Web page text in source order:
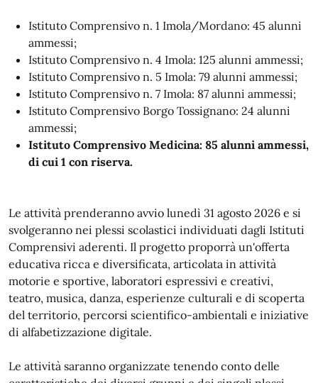
Istituto Comprensivo n. 1 Imola/Mordano: 45 alunni
ammessi;
Istituto Comprensivo n. 4 Imola: 125 alunni ammessi;
Istituto Comprensivo n. 5 Imola: 79 alunni ammessi;
Istituto Comprensivo n. 7 Imola: 87 alunni ammessi;
Istituto Comprensivo Borgo Tossignano: 24 alunni
ammessi;
Istituto Comprensivo Medicina: 85 alunni ammessi,
di cui 1 con riserva.
Le attività prenderanno avvio lunedì 31 agosto 2026 e si
svolgeranno nei plessi scolastici individuati dagli Istituti
Comprensivi aderenti. Il progetto proporrà un'offerta
educativa ricca e diversificata, articolata in attività
motorie e sportive, laboratori espressivi e creativi,
teatro, musica, danza, esperienze culturali e di scoperta
del territorio, percorsi scientifico-ambientali e iniziative
di alfabetizzazione digitale.
Le attività saranno organizzate tenendo conto delle